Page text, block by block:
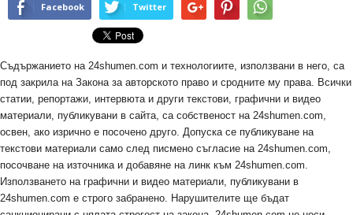
Facebook Twitter
Съдържанието на 24shumen.com и технологиите, използвани в него, са
под закрила на Закона за авторското право и сродните му права. Всички
статии, репортажи, интервюта и други текстови, графични и видео
материали, публикувани в сайта, са собственост на 24shumen.com,
освен, ако изрично е посочено друго. Допуска се публикуване на
текстови материали само след писмено съгласие на 24shumen.com,
посочване на източника и добавяне на линк към 24shumen.com.
Използването на графични и видео материали, публикувани в
24shumen.com е строго забранено. Нарушителите ще бъдат